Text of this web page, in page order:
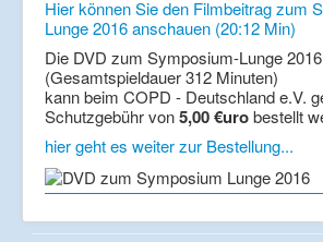
Hier können Sie den Filmbeitrag zum
Lunge 2016 anschauen (20:12 Min)
Die DVD zum Symposium-Lunge 2016
(Gesamtspieldauer 312 Minuten)
kann beim COPD - Deutschland e.V.
Schutzgebühr von5,00 €urobestellt
hier geht es weiter zur Bestellung...